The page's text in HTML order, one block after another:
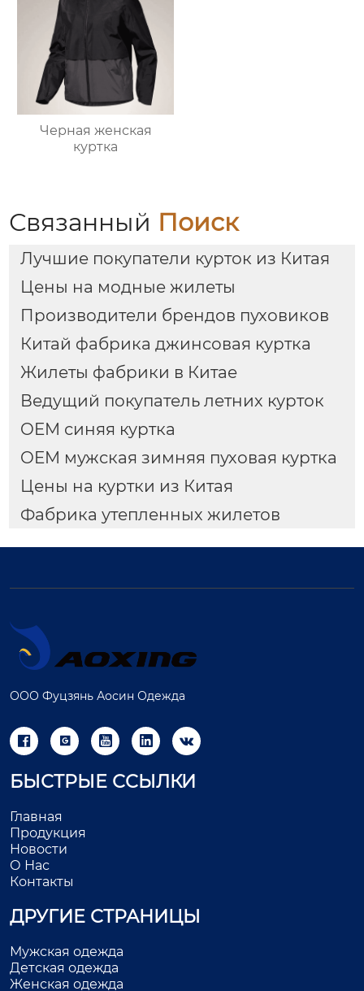
Черная женская
куртка
Связанный Поиск
Лучшие покупатели курток из Китая
Цены на модные жилеты
Производители брендов пуховиков
Китай фабрика джинсовая куртка
Жилеты фабрики в Китае
Ведущий покупатель летних курток
OEM синяя куртка
OEM мужская зимняя пуховая куртка
Цены на куртки из Китая
Фабрика утепленных жилетов
ООО Фуцзянь Аосин Одежда
    
БЫСТРЫЕ ССЫЛКИ
Главная
Продукция
Новости
О Нас
Контакты
ДРУГИЕ СТРАНИЦЫ
Мужская одежда
Детская одежда
Женская одежда